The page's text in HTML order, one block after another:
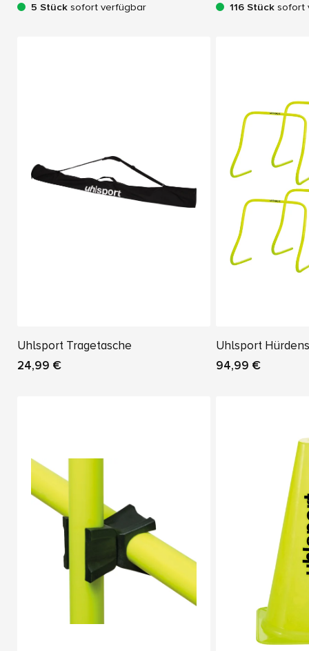
5 Stück sofort verfügbar 116 Stück sofort
Uhlsport Tragetasche
24,99 €
Uhlsport
94,99 €